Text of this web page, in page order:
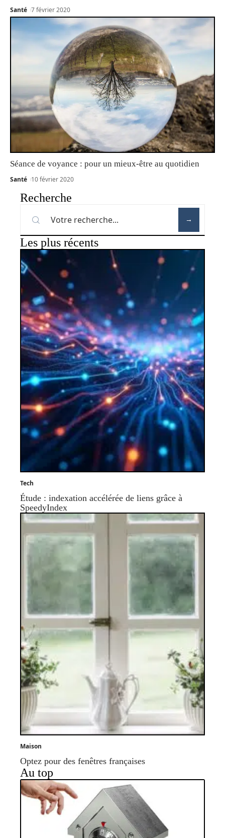
Santé 7 février 2020
Séance de voyance : pour un mieux-être au quotidien
Santé 10 février 2020
Recherche
Les plus récents
Tech
Étude : indexation accélérée de liens grâce à
SpeedyIndex
Maison
Optez pour des fenêtres françaises
Au top